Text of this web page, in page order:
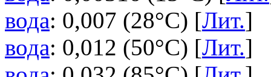
вода: 0,007 (28°C) [Лит.]
вода: 0,012 (50°C) [Лит.]